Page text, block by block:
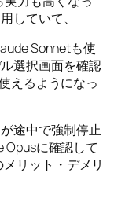
していて、
Sonnetも使
選択画面を確認
えるようになっ
途中で強制停止
Opusに確認して
リット・デメリ